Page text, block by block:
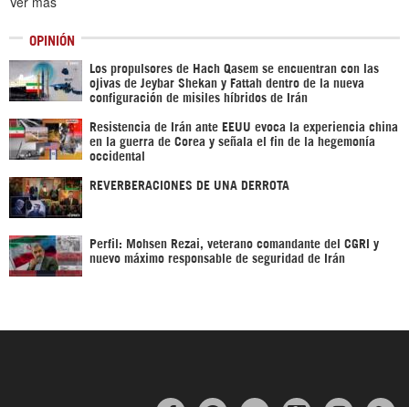
OPINIÓN
Los propulsores de Hach Qasem se encuentran con las
ojivas de Jeybar Shekan y Fattah dentro de la nueva
configuración de misiles híbridos de Irán
Resistencia de Irán ante EEUU evoca la experiencia china
en la guerra de Corea y señala el fin de la hegemonía
occidental
REVERBERACIONES DE UNA DERROTA
Perfil: Mohsen Rezai, veterano comandante del CGRI y
nuevo máximo responsable de seguridad de Irán